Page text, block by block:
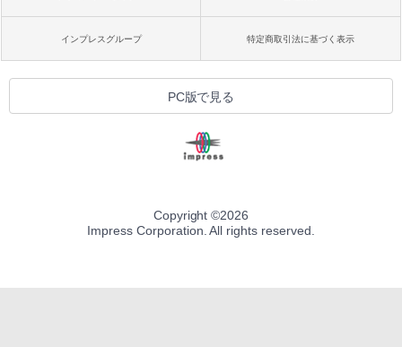
インプレスグループ 特定商取引法に基づく表示
PC版で見る
Copyright ©2026
Impress Corporation. All rights reserved.